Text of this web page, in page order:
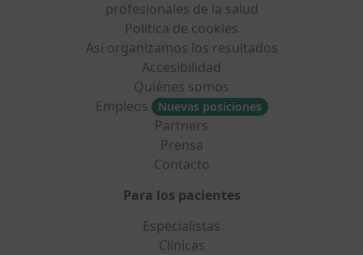
profesionales de la salud
Política de cookies
Así organizamos los resultados
Accesibilidad
Quiénes somos
Empleos
Nuevas posiciones
Partners
Prensa
Contacto
Para los pacientes
Especialistas
Clínicas